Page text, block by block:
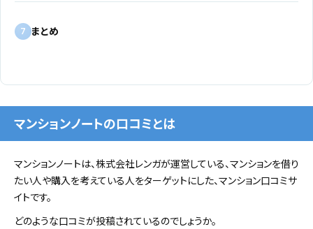
7 まとめ
マンションノートの口コミとは
マンションノートは、株式会社レンガが運営している、マンションを借り
たい人や購入を考えている人をターゲットにした、マンション口コミサ
イトです。
どのような口コミが投稿されているのでしょうか。